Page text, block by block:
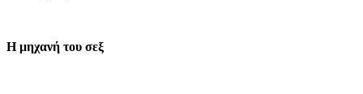
Η μηχανή του σεξ